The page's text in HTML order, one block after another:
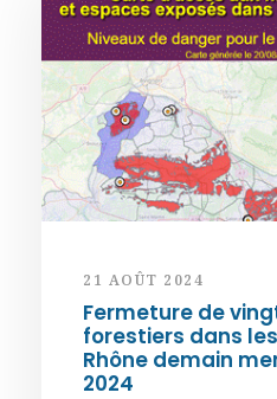
21 AOÛT 2024
Fermeture de
forestiers dans
Rhône demain
2024